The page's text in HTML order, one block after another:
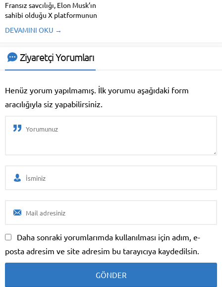
Fransız savcılığı, Elon Musk’ın
sahibi olduğu X platformunun
Soruşturma; yasa dışı içerikler,
zekâ aracı Grok’un ürettiği
çıktılar üzerinden yürütülüyor.
DEVAMINI OKU →
Ziyaretçi Yorumları
Henüz yorum yapılmamış. İlk yorumu aşağıdaki form
aracılığıyla siz yapabilirsiniz.
Daha sonraki yorumlarımda kullanılması için adım, e-
posta adresim ve site adresim bu tarayıcıya kaydedilsin.